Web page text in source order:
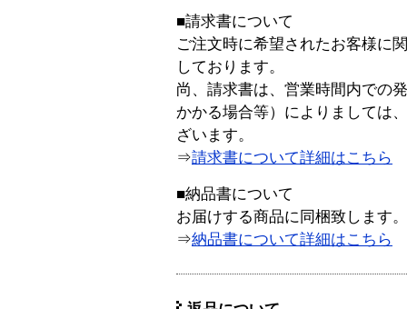
■請求書について
ご注文時に希望されたお客様に
しております。
尚、請求書は、営業時間内での
かかる場合等）によりましては
ざいます。
⇒請求書について詳細はこちら
■納品書について
お届けする商品に同梱致します。
⇒納品書について詳細はこちら